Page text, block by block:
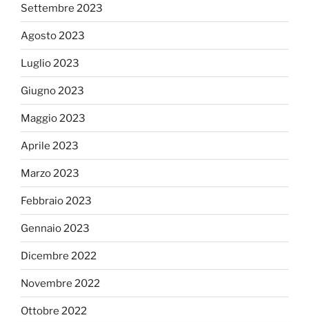
Settembre 2023
Agosto 2023
Luglio 2023
Giugno 2023
Maggio 2023
Aprile 2023
Marzo 2023
Febbraio 2023
Gennaio 2023
Dicembre 2022
Novembre 2022
Ottobre 2022